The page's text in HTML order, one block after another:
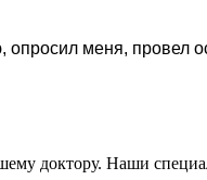
опросил меня,
доктору. Наши